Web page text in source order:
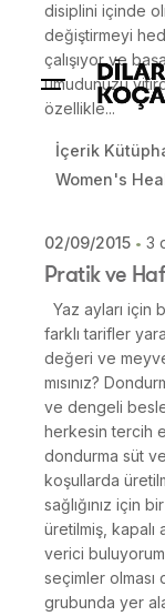
disiplini içinde
değiştirmeyi
çalışıyor ve
umudunuzu
özellikle...
İçerik
Women's
Posted by
Dilara
02/09/2015 3
Pratik ve
Yaz ayları için
farklı tarifler
değeri ve
mısınız?
ve dengeli
herkesin tercih
dondurma süt
koşullarda
sağlığınız için
üretilmiş, kapalı
verici
seçimler olması
grubunda yer